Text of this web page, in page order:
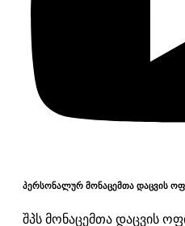
პერსონალურ მონაცემთა დაცვის
შპს მონაცემთა დაცვის